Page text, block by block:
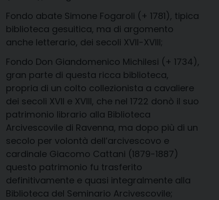
Fondo abate Simone Fogaroli (+ 1781), tipica
biblioteca gesuitica, ma di argomento
anche letterario, dei secoli XVII-XVIII;
Fondo Don Giandomenico Michilesi (+ 1734),
gran parte di questa ricca biblioteca,
propria di un colto collezionista a cavaliere
dei secoli XVII e XVIII, che nel 1722 donò il suo
patrimonio librario alla Biblioteca
Arcivescovile di Ravenna, ma dopo più di un
secolo per volontà dell’arcivescovo e
cardinale Giacomo Cattani (1879-1887)
questo patrimonio fu trasferito
definitivamente e quasi integralmente alla
Biblioteca del Seminario Arcivescovile;